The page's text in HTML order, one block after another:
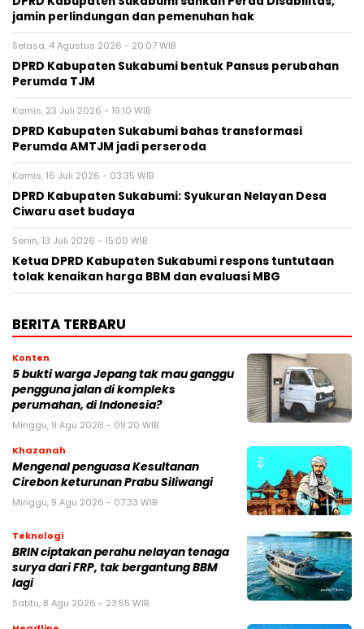
jamin perlindungan dan pemenuhan hak
Selasa, 4 Agustus 2026 - 20:07 WIB
DPRD Kabupaten Sukabumi bentuk Pansus perubahan
Perumda TJM
Kamis, 23 Juli 2026 - 19:10 WIB
DPRD Kabupaten Sukabumi bahas transformasi
Perumda AMTJM jadi perseroda
Kamis, 16 Juli 2026 - 03:35 WIB
DPRD Kabupaten Sukabumi: Syukuran Nelayan Desa
Ciwaru aset budaya
Senin, 13 Juli 2026 - 15:00 WIB
Ketua DPRD Kabupaten Sukabumi respons tuntutaan
tolak kenaikan harga BBM dan evaluasi MBG
BERITA TERBARU
Konten
5 bukti warga Jepang tak mau ganggu
pengguna jalan di kompleks
perumahan, di Indonesia?
Minggu, 9 Agu 2026 - 09:20 WIB
Khazanah
Mengenal penguasa Kesultanan
Cirebon keturunan Prabu Siliwangi
Minggu, 9 Agu 2026 - 07:33 WIB
Teknologi
BRIN ciptakan perahu nelayan tenaga
surya dari FRP, tak bergantung BBM
lagi
Sabtu, 8 Agu 2026 - 23:55 WIB